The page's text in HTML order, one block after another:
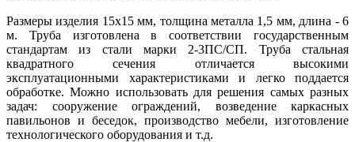
Размеры изделия 15х15 мм, толщина металла 1,5 мм, длина - 6
м. Труба изготовлена в соответствии государственным
стандартам из стали марки 2-3ПС/СП. Труба стальная
квадратного сечения отличается высокими
эксплуатационными характеристиками и легко поддается
обработке. Можно использовать для решения самых разных
задач: сооружение ограждений, возведение каркасных
павильонов и беседок, производство мебели, изготовление
технологического оборудования и т.д.